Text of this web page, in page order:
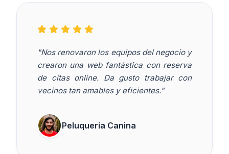
"Nos renovaron los equipos del negocio y
crearon una web fantástica con reserva
de citas online. Da gusto trabajar con
vecinos tan amables y eficientes."
Peluquería Canina